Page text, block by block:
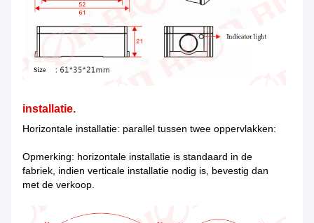
installatie.
Horizontale installatie: parallel tussen twee oppervlakken:
Opmerking: horizontale installatie is standaard in de
fabriek, indien verticale installatie nodig is, bevestig dan
met de verkoop.